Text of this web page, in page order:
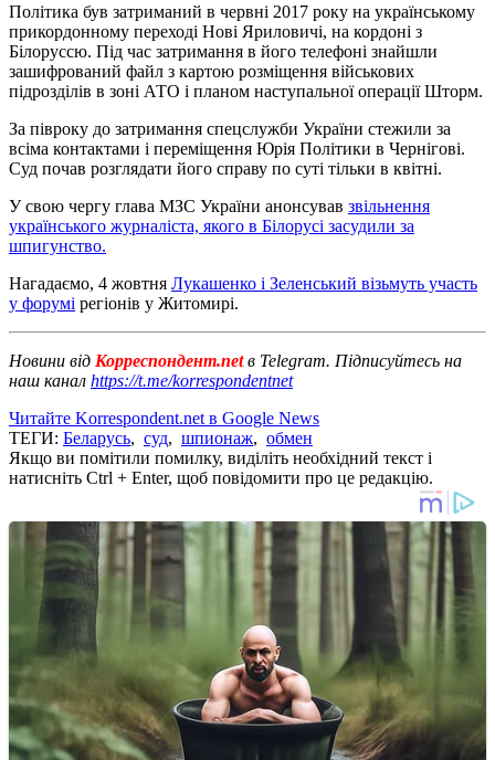
Політика був затриманий в червні 2017 року на українському
прикордонному переході Нові Яриловичі, на кордоні з
Білоруссю. Під час затримання в його телефоні знайшли
зашифрований файл з картою розміщення військових
підрозділів в зоні АТО і планом наступальної операції Шторм.
За півроку до затримання спецслужби України стежили за
всіма контактами і переміщення Юрія Політики в Чернігові.
Суд почав розглядати його справу по суті тільки в квітні.
У свою чергу глава МЗС України анонсував звільнення
українського журналіста, якого в Білорусі засудили за
шпигунство.
Нагадаємо, 4 жовтня Лукашенко і Зеленський візьмуть участь
у форумі регіонів у Житомирі.
Новини від Корреспондент.netв Telegram. Підписуйтесь на
наш канал https://t.me/korrespondentnet
Читайте Korrespondent.net в Google News
ТЕГИ: Беларусь, суд, шпионаж, обмен
Якщо ви помітили помилку, виділіть необхідний текст і
натисніть Ctrl + Enter, щоб повідомити про це редакцію.